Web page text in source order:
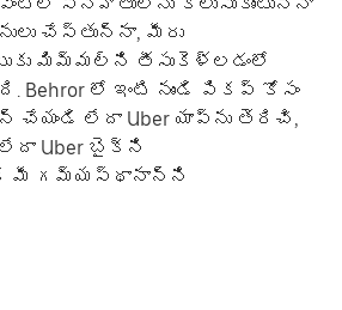
చేస్తున్నా, మీరు
మిమ్మల్ని తీసుకెళ్లడంలో
Behror లో ఇంటి నుండి పికప్ కోసం
లేదా Uber యాప్‌ను తెరిచి,
లేదా Uber బైక్‌ని
మీ గమ్యస్థానాన్ని